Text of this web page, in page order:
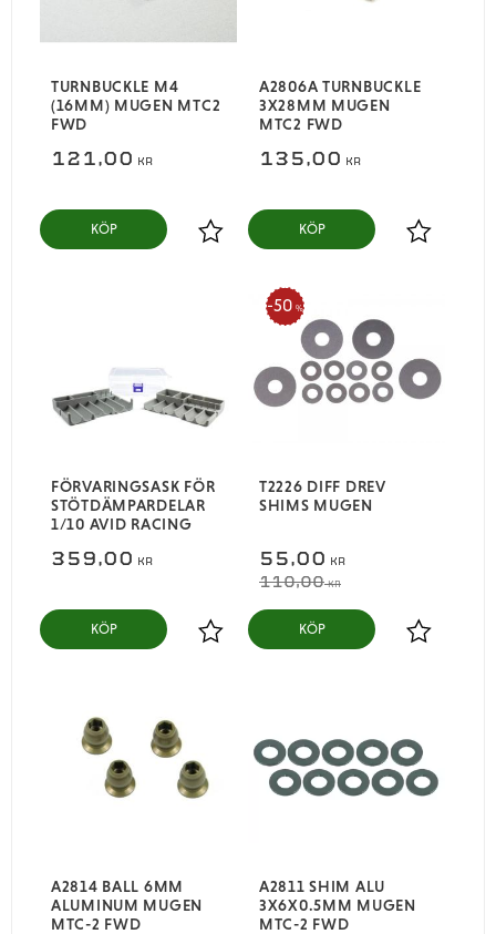
TURNBUCKLE M4
(16MM) MUGEN MTC2
FWD
121,00 KR
Lägg till i favoriter
KÖP
A2806A TURNBUCKLE
3X28MM MUGEN
MTC2 FWD
135,00 KR
Lägg till i
KÖP
FÖRVARINGSASK FÖR
STÖTDÄMPARDELAR
1/10 AVID RACING
359,00 KR
Lägg till i favoriter
KÖP
T2226 DIFF DREV
SHIMS MUGEN
55,00 KR
110,00KR
50 %
Lägg till i
KÖP
A2814 BALL 6MM
ALUMINUM MUGEN
MTC-2 FWD
A2811 SHIM ALU
3X6X0.5MM MUGEN
MTC-2 FWD